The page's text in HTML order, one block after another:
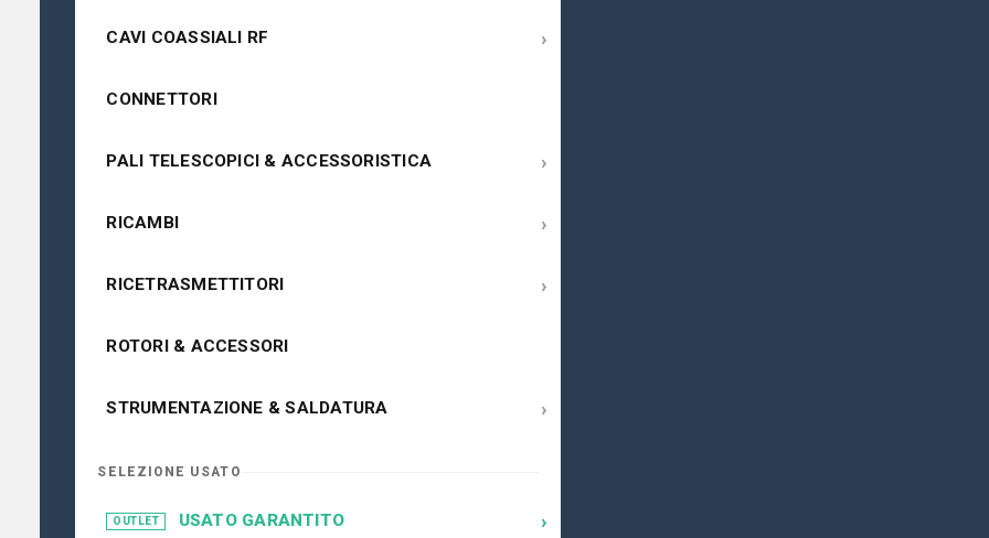
CAVI COASSIALI RF ›
CONNETTORI
PALI TELESCOPICI & ACCESSORISTICA ›
RICAMBI ›
RICETRASMETTITORI ›
ROTORI & ACCESSORI
STRUMENTAZIONE & SALDATURA ›
SELEZIONE USATO
OUTLET USATO GARANTITO ›